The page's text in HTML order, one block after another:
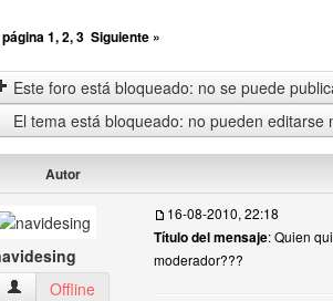
1,2,3 Siguiente »
Este foro está bloqueado: no se puede
El tema está bloqueado: no pueden editarse
Autor
navidesing Ver perfil del usuario
Offline
16-08-2010, 22:18
Título del mensaje: Quien
moderador???